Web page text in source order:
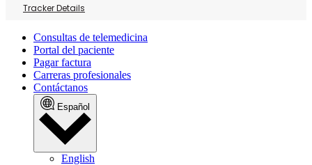
Tracker Details
Consultas de telemedicina
Portal del paciente
Pagar factura
Carreras profesionales
Contáctanos
Español
English